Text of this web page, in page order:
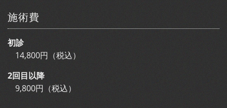
施術費
初診
14,800円（税込）
2回目以降
9,800円（税込）